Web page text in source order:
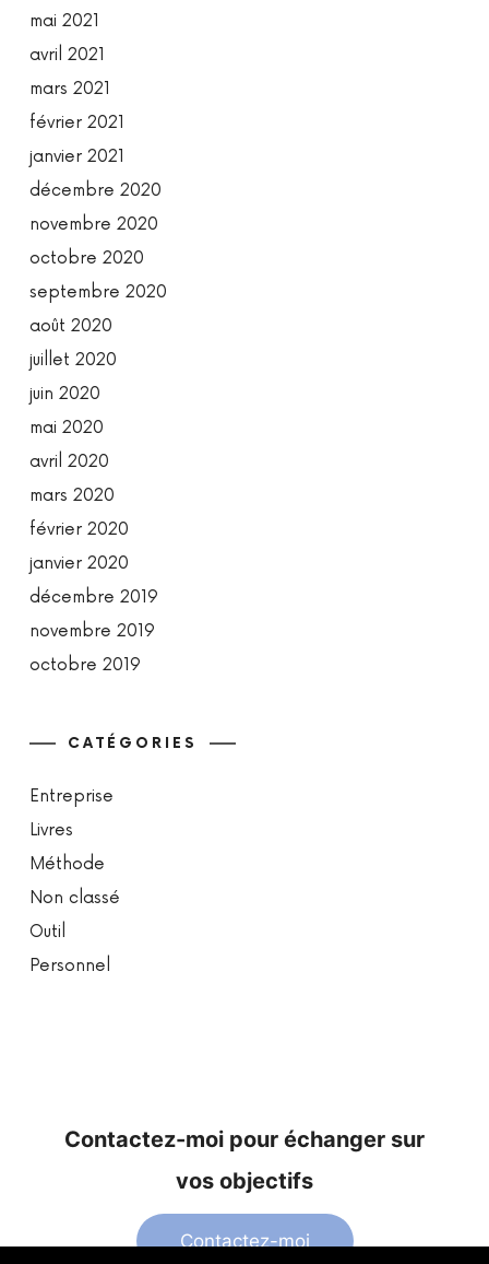
mai 2021
avril 2021
mars 2021
février 2021
janvier 2021
décembre 2020
novembre 2020
octobre 2020
septembre 2020
août 2020
juillet 2020
juin 2020
mai 2020
avril 2020
mars 2020
février 2020
janvier 2020
décembre 2019
novembre 2019
octobre 2019
CATÉGORIES
Entreprise
Livres
Méthode
Non classé
Outil
Personnel
Contactez-moi pour échanger sur
vos objectifs
Contactez-moi